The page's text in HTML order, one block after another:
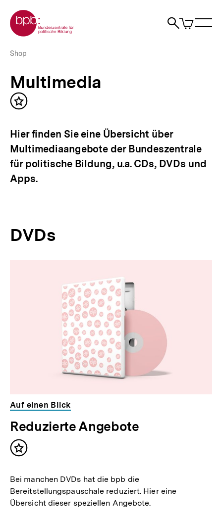
zum
Seiteninhalt
springen
Zur Startseite der bpb
Suche
Artikel
im
Multimedia
Brotkrümelnavigation
Pfadnavigation
Shop
Multimedia
Inhalt
Hier finden Sie eine Übersicht über
Multimediaangebote der Bundeszentrale
für politische Bildung, u.a. CDs, DVDs und
Apps.
DVDs
Auf einen Blick
Reduzierte Angebote
Inhalt
Bei manchen DVDs hat die bpb die
Bereitstellungspauschale reduziert. Hier eine
Übersicht dieser speziellen Angebote.